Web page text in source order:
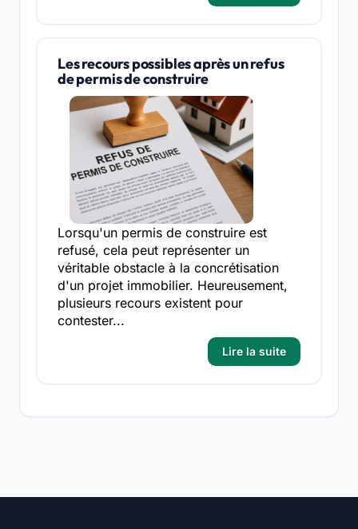
Les recours possibles après un refus
de permis de construire
Lorsqu'un permis de construire est
refusé, cela peut représenter un
véritable obstacle à la concrétisation
d'un projet immobilier. Heureusement,
plusieurs recours existent pour
contester...
Lire la suite